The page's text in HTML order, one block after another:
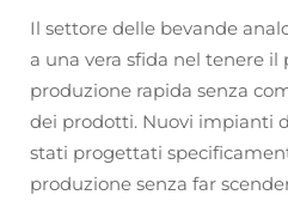
Il settore delle bevande
a una vera sfida nel tenere il
produzione rapida senza
dei prodotti. Nuovi impianti
stati progettati
produzione senza far